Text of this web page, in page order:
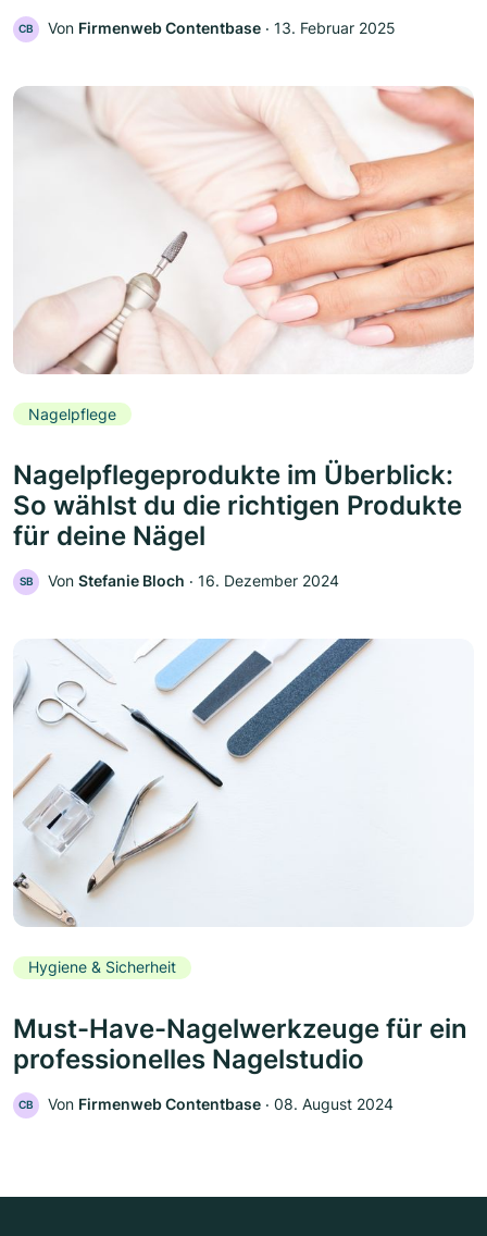
CB Von Firmenweb Contentbase ‧ 13. Februar 2025
Nagelpflege
Nagelpflegeprodukte im Überblick:
So wählst du die richtigen Produkte
für deine Nägel
SB Von Stefanie Bloch ‧ 16. Dezember 2024
Hygiene & Sicherheit
Must-Have-Nagelwerkzeuge für ein
professionelles Nagelstudio
CB Von Firmenweb Contentbase ‧ 08. August 2024